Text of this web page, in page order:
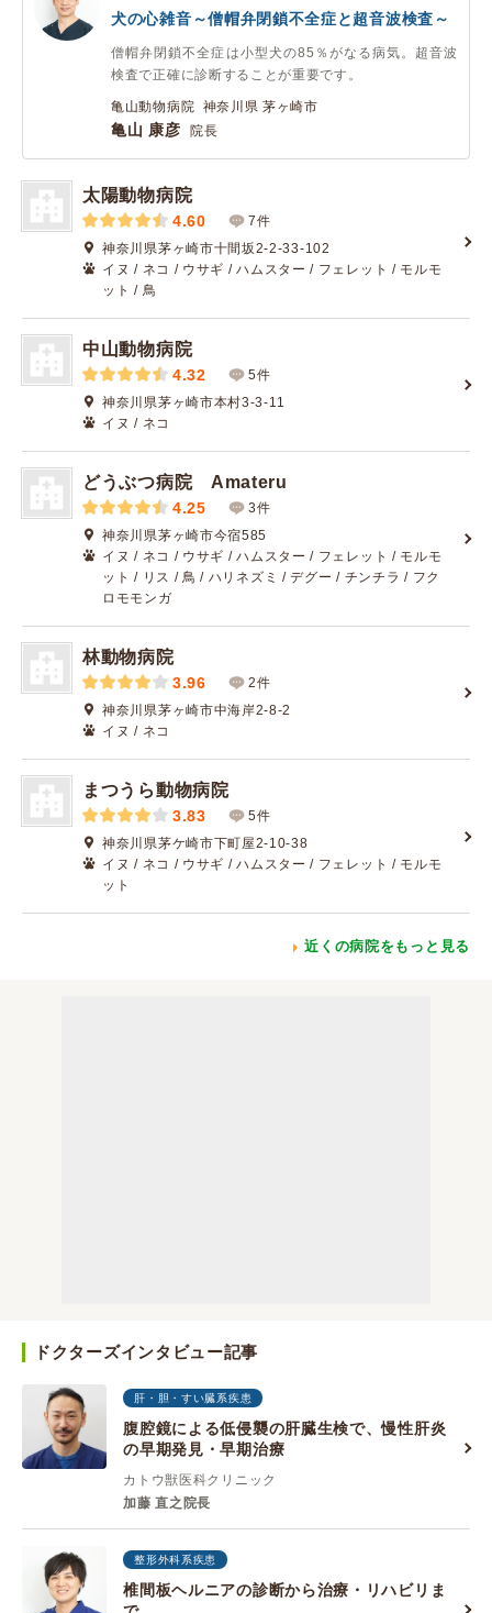
犬の心雑音～僧帽弁閉鎖不全症と超音波検査～
僧帽弁閉鎖不全症は小型犬の85％がなる病気。超音波
検査で正確に診断することが重要です。
亀山動物病院 神奈川県 茅ヶ崎市
亀山 康彦 院長
太陽動物病院
4.60
7件
神奈川県茅ヶ崎市十間坂2-2-33-102
イヌ / ネコ / ウサギ / ハムスター / フェレット / モルモ
ット / 鳥
中山動物病院
4.32
5件
神奈川県茅ヶ崎市本村3-3-11
イヌ / ネコ
どうぶつ病院 Amateru
4.25
3件
神奈川県茅ヶ崎市今宿585
イヌ / ネコ / ウサギ / ハムスター / フェレット / モルモ
ット / リス / 鳥 / ハリネズミ / デグー / チンチラ / フク
ロモモンガ
林動物病院
3.96
2件
神奈川県茅ヶ崎市中海岸2-8-2
イヌ / ネコ
まつうら動物病院
3.83
5件
神奈川県茅ケ崎市下町屋2-10-38
イヌ / ネコ / ウサギ / ハムスター / フェレット / モルモ
ット
近くの病院をもっと見る
ドクターズインタビュー記事
肝・胆・すい臓系疾患
腹腔鏡による低侵襲の肝臓生検で、慢性肝炎
の早期発見・早期治療
カトウ獣医科クリニック
加藤 直之院長
整形外科系疾患
椎間板ヘルニアの診断から治療・リハビリま